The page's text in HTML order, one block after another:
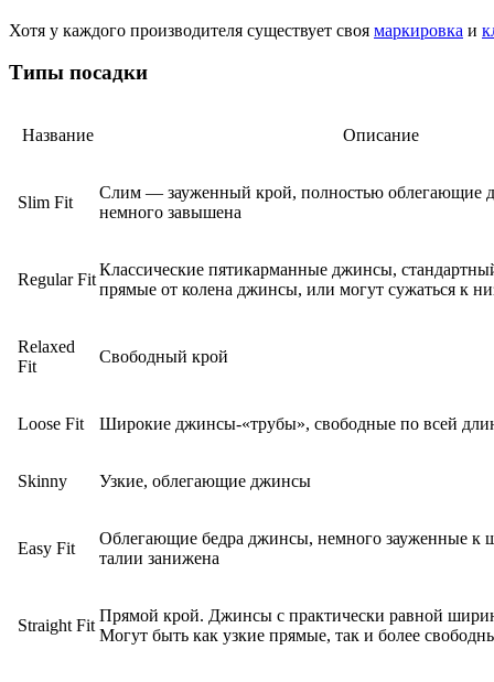
Хотя у каждого производителя существует своя маркировка и
Типы посадки
Название Описание
Slim Fit
Слим — зауженный крой, полностью облегающие
немного завышена
Regular Fit
Классические пятикарманные джинсы,
прямые от колена джинсы, или могут сужаться к
Relaxed
Fit
Свободный крой
Loose Fit Широкие джинсы-«трубы», свободные по всей
Skinny Узкие, облегающие джинсы
Easy Fit
Облегающие бедра джинсы, немного зауженные к
талии занижена
Straight Fit
Прямой крой. Джинсы с практически равной
Могут быть как узкие прямые, так и более